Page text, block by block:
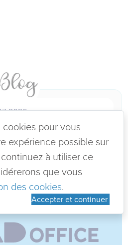
2026
ADO EST EN ECHEC EN
à ne pas manquer pour les
Lire +
ANNIVERSAIRE EVEIL AUX
Lire +
pour vous
expérience possible sur
à utiliser ce
que vous
des cookies.
Accepter et continuer